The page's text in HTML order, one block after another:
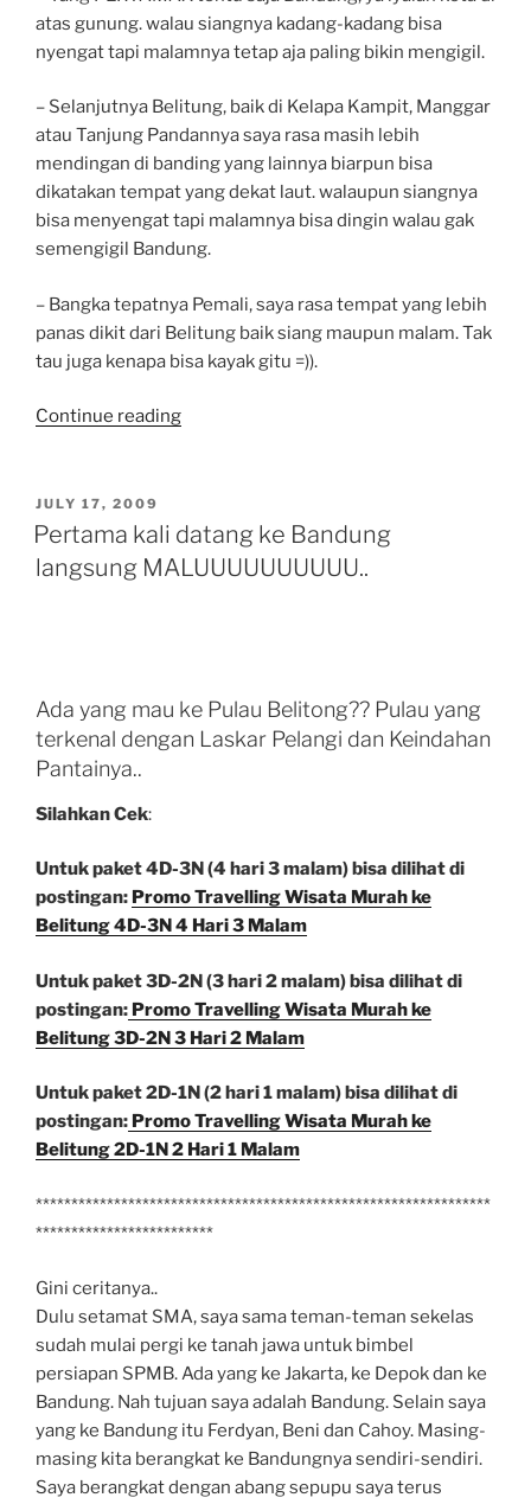
atas gunung. walau siangnya kadang-kadang bisa
nyengat tapi malamnya tetap aja paling bikin mengigil.
– Selanjutnya Belitung, baik di Kelapa Kampit, Manggar
atau Tanjung Pandannya saya rasa masih lebih
mendingan di banding yang lainnya biarpun bisa
dikatakan tempat yang dekat laut. walaupun siangnya
bisa menyengat tapi malamnya bisa dingin walau gak
semengigil Bandung.
– Bangka tepatnya Pemali, saya rasa tempat yang lebih
panas dikit dari Belitung baik siang maupun malam. Tak
tau juga kenapa bisa kayak gitu =)).
Continue reading“Panasnya
hidup
ku
POSTED
ON
JULY 17, 2009
Pertama kali datang ke Bandung
langsung MALUUUUUUUUUU..
Ada yang mau ke Pulau Belitong?? Pulau yang
terkenal dengan Laskar Pelangi dan Keindahan
Pantainya..
Silahkan Cek:
Untuk paket 4D-3N (4 hari 3 malam) bisa dilihat di
postingan: Promo Travelling Wisata Murah ke
Belitung 4D-3N 4 Hari 3 Malam
Untuk paket 3D-2N (3 hari 2 malam) bisa dilihat di
postingan: Promo Travelling Wisata Murah ke
Belitung 3D-2N 3 Hari 2 Malam
Untuk paket 2D-1N (2 hari 1 malam) bisa dilihat di
postingan: Promo Travelling Wisata Murah ke
Belitung 2D-1N 2 Hari 1 Malam
****************************************************************
*************************
Gini ceritanya..
Dulu setamat SMA, saya sama teman-teman sekelas
sudah mulai pergi ke tanah jawa untuk bimbel
persiapan SPMB. Ada yang ke Jakarta, ke Depok dan ke
Bandung. Nah tujuan saya adalah Bandung. Selain saya
yang ke Bandung itu Ferdyan, Beni dan Cahoy. Masing-
masing kita berangkat ke Bandungnya sendiri-sendiri.
Saya berangkat dengan abang sepupu saya terus